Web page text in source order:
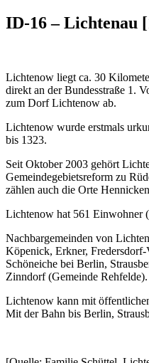
ID-16 – Lichtenau
Lichtenow liegt ca. 30
direkt an der Bundesstraße 1.
zum Dorf Lichtenow ab.
Lichtenow wurde erstmals
bis 1323.
Seit Oktober 2003 gehört
Gemeindegebietsreform zu
zählen auch die Orte
Lichtenow hat 561 Einwohner
Nachbargemeinden von
Köpenick, Erkner, Fredersdorf-
Schöneiche bei Berlin,
Zinndorf (Gemeinde Rehfelde).
Lichtenow kann mit
Mit der Bahn bis Berlin,